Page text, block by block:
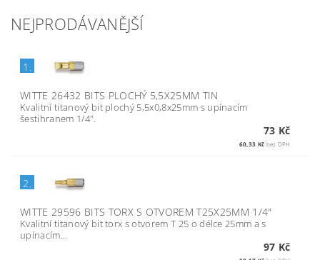
NEJPRODÁVANĚJŠÍ
1.
WITTE 26432 BITS PLOCHÝ 5,5X25MM TIN
Kvalitní titanový bit plochý 5,5x0,8x25mm s upínacím
šestihranem 1/4".
73 Kč
60,33 Kč bez DPH
2.
WITTE 29596 BITS TORX S OTVOREM T25X25MM 1/4"
Kvalitní titanový bit torx s otvorem T 25 o délce 25mm a s
upínacím...
97 Kč